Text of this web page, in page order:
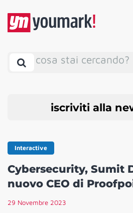
cosa stai cercando?
iscriviti alla
Interactive
Cybersecurity, Sumit
nuovo CEO di
29 Novembre 2023